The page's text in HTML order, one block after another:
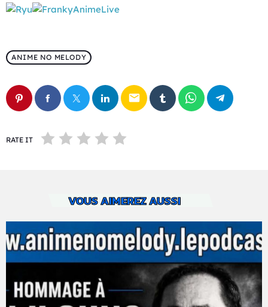
ANIME NO MELODY
email
RATE IT
VOUS AIMEREZ AUSSI